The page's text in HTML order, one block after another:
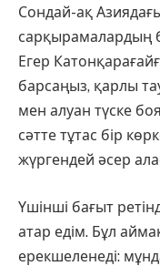
Сондай-ақ
сарқырамалардың
Егер
барсаңыз, қарлы
мен алуан түске
сәтте тұтас бір
жүргендей әсер
Үшінші бағыт
атар едім. Бұл
ерекшеленеді: